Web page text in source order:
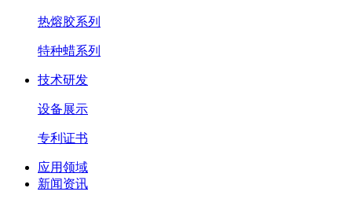
热熔胶系列
特种蜡系列
技术研发
设备展示
专利证书
应用领域
新闻资讯